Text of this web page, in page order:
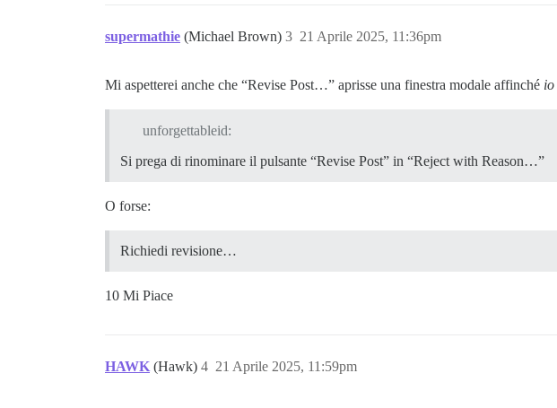
supermathie (Michael Brown) 21 Aprile 2025, 11:36pm
3
Mi aspetterei anche che “Revise Post…” aprisse una finestra modale affinché io
unforgettableid:
Si prega di rinominare il pulsante “Revise Post” in “Reject with Reason…”
O forse:
Richiedi revisione…
10 Mi Piace
HAWK (Hawk) 21 Aprile 2025, 11:59pm
4